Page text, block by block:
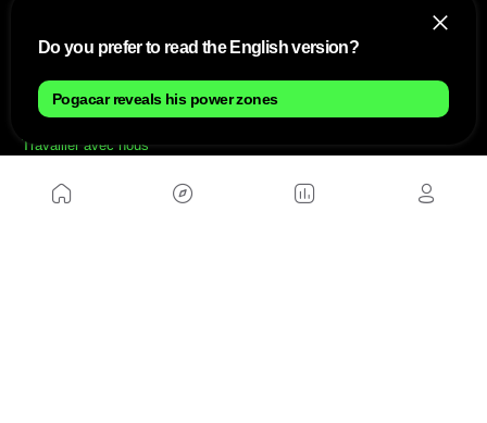
Plan du site
Travailler avec nous
SITES D'AMIS
Do you prefer to read the English version?
Pogacar reveals his power zones